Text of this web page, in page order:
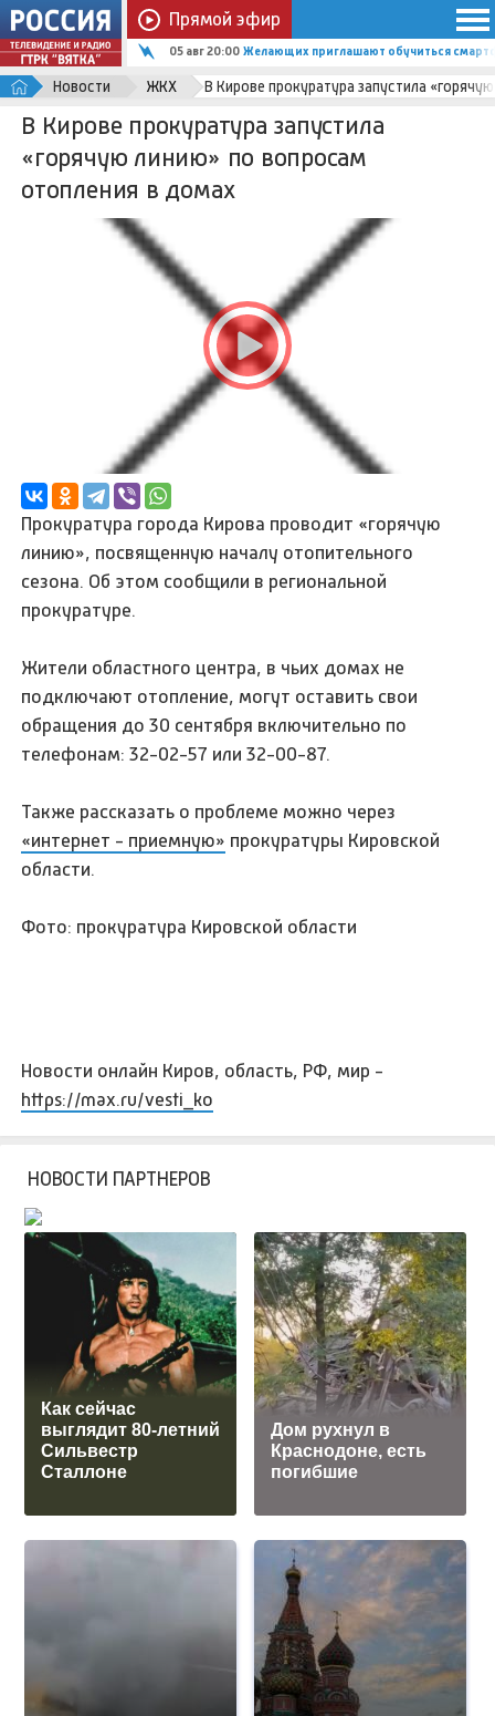
Прямой эфир
05 авг 20:00 Желающих приглашают обучиться
Новости ЖКХ В Кирове прокуратура запустила
В Кирове прокуратура запустила
«горячую линию» по вопросам
отопления в домах
Прокуратура города Кирова проводит «горячую
линию», посвященную началу отопительного
сезона. Об этом сообщили в региональной
прокуратуре.
Жители областного центра, в чьих домах не
подключают отопление, могут оставить свои
обращения до 30 сентября включительно по
телефонам: 32-02-57 или 32-00-87.
Также рассказать о проблеме можно через
«интернет - приемную» прокуратуры Кировской
области.
Фото: прокуратура Кировской области
Новости онлайн Киров, область, РФ, мир -
https://max.ru/vesti_ko
НОВОСТИ ПАРТНЕРОВ
Как сейчас
выглядит 80-летний
Сильвестр
Сталлоне
Дом рухнул в
Краснодоне, есть
погибшие